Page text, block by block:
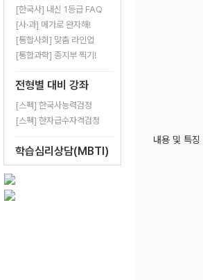
[한국사] 내신 1등급 FAQ
[사·과] 메가로 완자해!
[통합사회] 맞춤 라인업
[통합과학] 종지부 찍기!
전형별 대비 강좌
[스펙] 한국사능력검정
[스펙] 한자급수자격검정
학습심리상담(MBTI)
내용 및 특징